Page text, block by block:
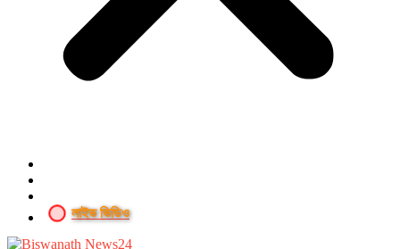
লাইভ ভিডিও